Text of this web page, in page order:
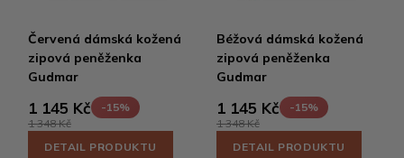
Červená dámská kožená
zipová peněženka
Gudmar
1 145 Kč
-15%
1 348 Kč
DETAIL PRODUKTU
Béžová dámská kožená
zipová peněženka
Gudmar
1 145 Kč
-15%
1 348 Kč
DETAIL PRODUKTU